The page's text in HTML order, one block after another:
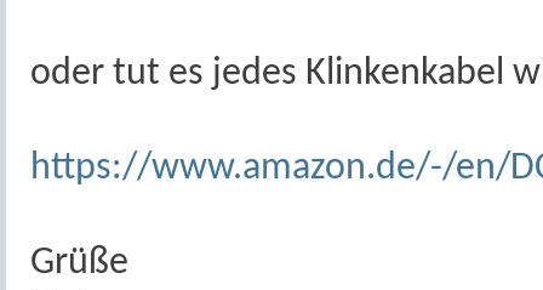
oder tut es jedes Klinkenkabel
https://www.amazon.de/-/en/
Grüße